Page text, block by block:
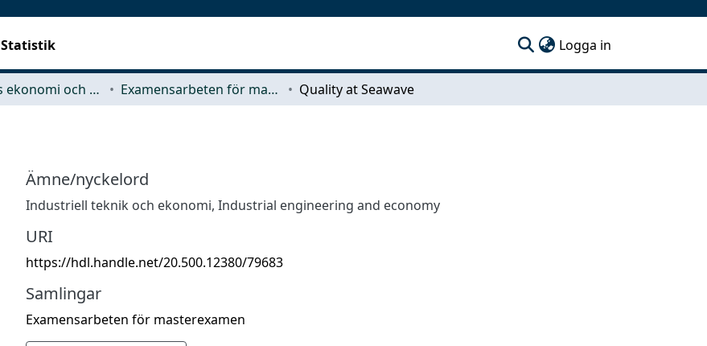
Statistik Logga in
Teknikens ekonomi och organisation Examensarbeten för masterexamen Quality at Seawave
Ämne/nyckelord
Industriell teknik och ekonomi, Industrial engineering and economy
URI
https://hdl.handle.net/20.500.12380/79683
Samlingar
Examensarbeten för masterexamen